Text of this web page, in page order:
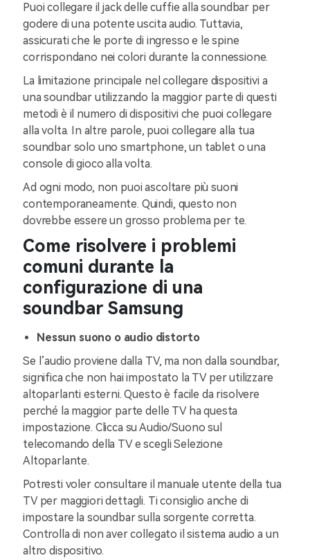
Puoi collegare il jack delle cuffie alla soundbar per
godere di una potente uscita audio. Tuttavia,
assicurati che le porte di ingresso e le spine
corrispondano nei colori durante la connessione.
La limitazione principale nel collegare dispositivi a
una soundbar utilizzando la maggior parte di questi
metodi è il numero di dispositivi che puoi collegare
alla volta. In altre parole, puoi collegare alla tua
soundbar solo uno smartphone, un tablet o una
console di gioco alla volta.
Ad ogni modo, non puoi ascoltare più suoni
contemporaneamente. Quindi, questo non
dovrebbe essere un grosso problema per te.
Come risolvere i problemi
comuni durante la
configurazione di una
soundbar Samsung
Nessun suono o audio distorto
Se l’audio proviene dalla TV, ma non dalla soundbar,
significa che non hai impostato la TV per utilizzare
altoparlanti esterni. Questo è facile da risolvere
perché la maggior parte delle TV ha questa
impostazione. Clicca su Audio/Suono sul
telecomando della TV e scegli Selezione
Altoparlante.
Potresti voler consultare il manuale utente della tua
TV per maggiori dettagli. Ti consiglio anche di
impostare la soundbar sulla sorgente corretta.
Controlla di non aver collegato il sistema audio a un
altro dispositivo.